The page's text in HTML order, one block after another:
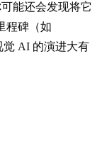
能还会发现将它
程碑（如
觉 AI 的演进大有